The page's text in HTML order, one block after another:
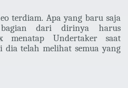
terdiam. Apa yang baru saja
bagian dari dirinya harus
menatap Undertaker saat
dia telah melihat semua yang